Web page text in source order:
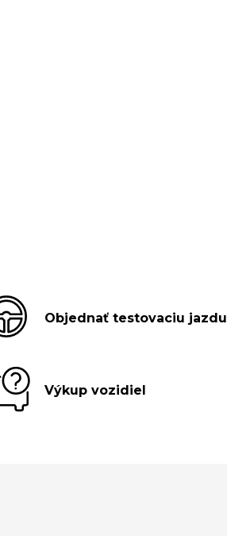
Objednať testovaciu jazdu
Výkup vozidiel